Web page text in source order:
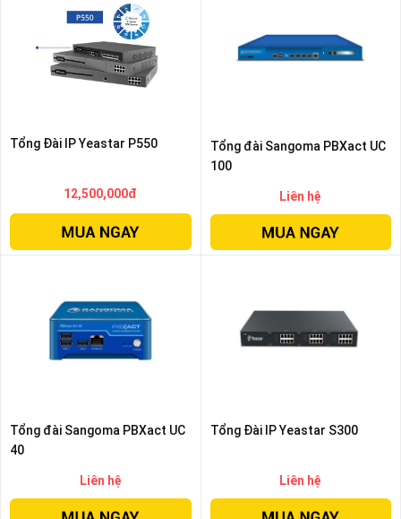
Tổng Đài IP Yeastar P550
12,500,000đ
Tổng đài Sangoma PBXact UC
100
Liên hệ
Tổng đài Sangoma PBXact UC
40
Liên hệ
Tổng Đài IP Yeastar S300
Liên hệ